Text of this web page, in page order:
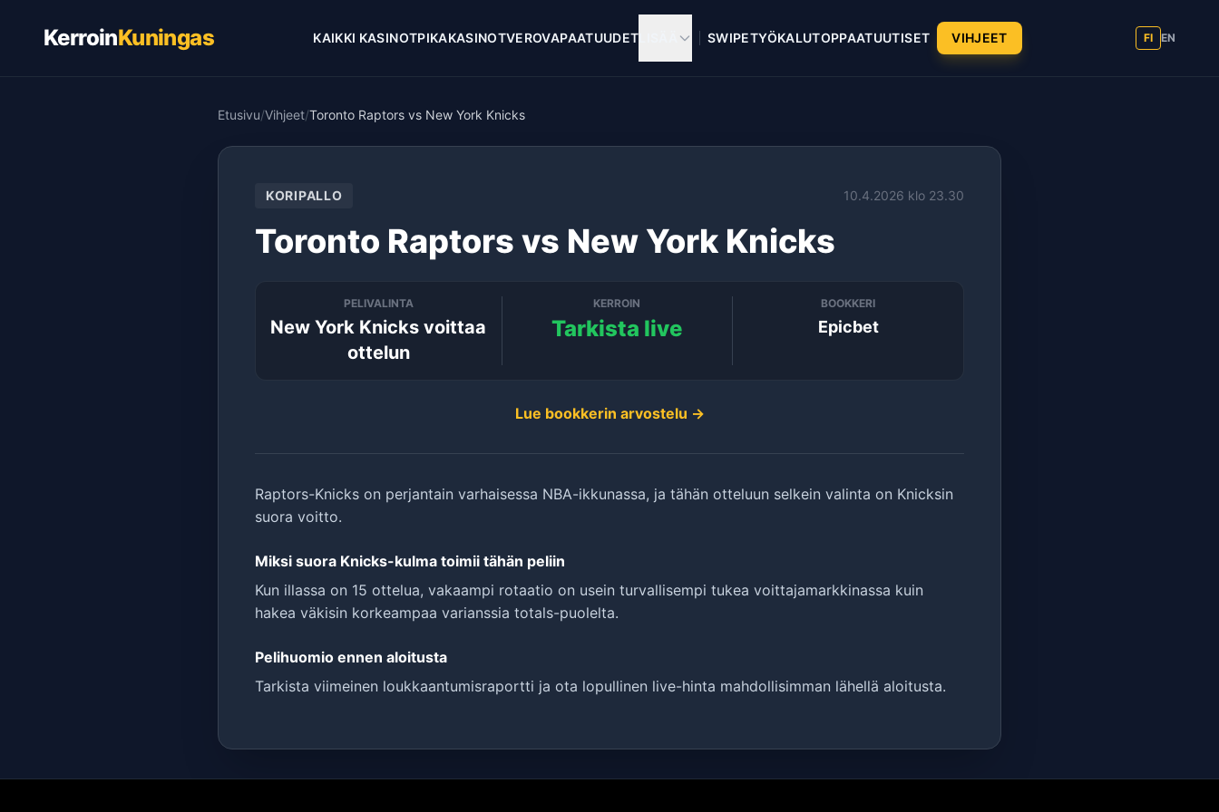
KerroinKuningas KAIKKI KASINOTPIKAKASINOTVEROVAPAATUUDET SWIPETYÖKALUTOPPAATUUTISET VIHJEET FI EN
Etusivu/Vihjeet/Toronto Raptors vs New York Knicks
KORIPALLO 10.4.2026 klo 23.30
Toronto Raptors vs New York Knicks
PELIVALINTA
New York Knicks voittaa
ottelun
KERROIN
Tarkista live
BOOKKERI
Epicbet
Lue bookkerin arvostelu →
Raptors-Knicks on perjantain varhaisessa NBA-ikkunassa, ja tähän otteluun selkein valinta on Knicksin
suora voitto.
Miksi suora Knicks-kulma toimii tähän peliin
Kun illassa on 15 ottelua, vakaampi rotaatio on usein turvallisempi tukea voittajamarkkinassa kuin
hakea väkisin korkeampaa varianssia totals-puolelta.
Pelihuomio ennen aloitusta
Tarkista viimeinen loukkaantumisraportti ja ota lopullinen live-hinta mahdollisimman lähellä aloitusta.